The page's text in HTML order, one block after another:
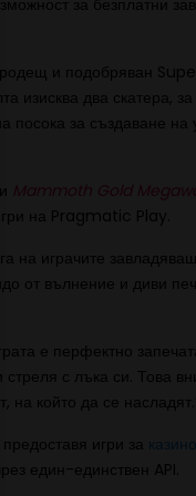
и подобряван
изисква два скатера,
посока за създаване на
Mammoth Gold
на Pragmatic Play.
на играчите
от вълнение и диви
е перфектно
стреля с лъка си. Това
който да се
игри за
един-единствен API.